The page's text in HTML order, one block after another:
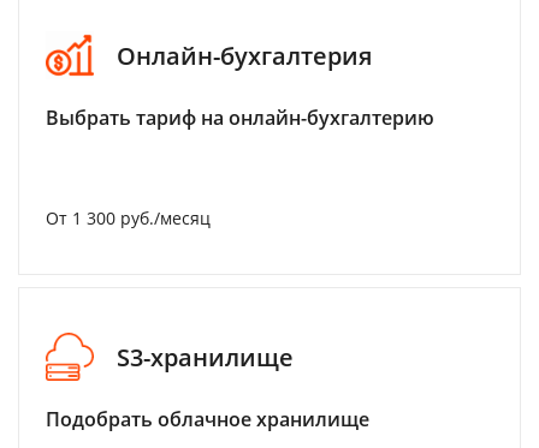
Онлайн-бухгалтерия
Выбрать тариф на онлайн-бухгалтерию
От 1 300 руб./месяц
S3-хранилище
Подобрать облачное хранилище